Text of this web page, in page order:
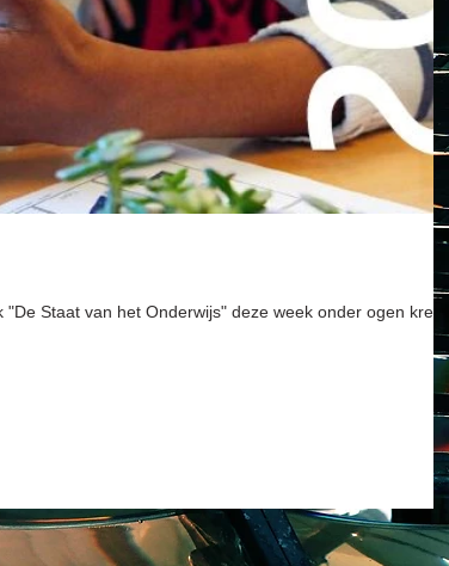
Staat van het Onderwijs" deze week onder ogen kreeg.